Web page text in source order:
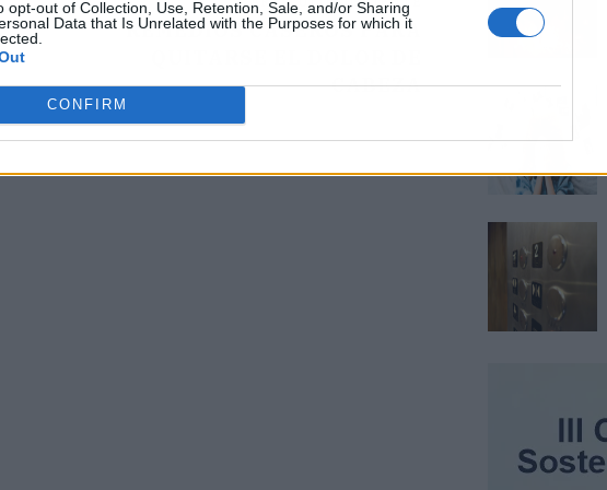
opt-out of Collection, Use, Retention, Sale, and/or Sharing
Data that Is Unrelated with the Purposes for which it
CONFIRM
REMEDIOS CASEROS PARA
CABEZA